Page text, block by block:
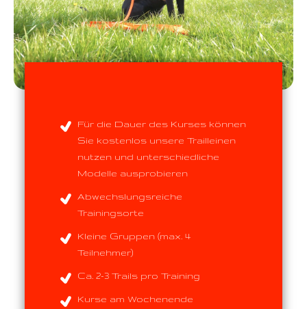
Für die Dauer des Kurses können
Sie kostenlos unsere Trailleinen
nutzen und unterschiedliche
Modelle ausprobieren
Abwechslungsreiche
Trainingsorte
Kleine Gruppen (max. 4
Teilnehmer)
Ca. 2-3 Trails pro Training
Kurse am Wochenende